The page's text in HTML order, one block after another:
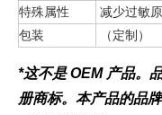
特殊属性
减少过敏
包装
（定制）
*这不是 OEM 产品。
册商标。本产品的品